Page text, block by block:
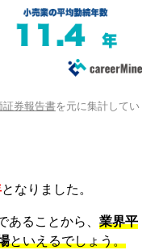
証券報告書を元に集計してい
となりました。
あることから、 業界平
といえるでしょう。